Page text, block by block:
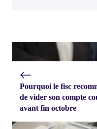
Pourquoi le fisc
de vider son compte
avant fin octobre